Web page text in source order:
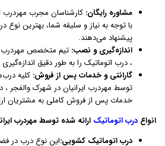
مشاوره رایگان: کارشناسان مجرب مهردرب
با توجه به نیاز و سلیقه شما، بهترین نوع
پیشنهاد می‌دهند.
اندازه‌گیری و نصب: تیم متخصص مهردرب
، درب اتوماتیک را به طور دقیق
گارانتی و خدمات پس از فروش: کلیه
توسط مهردرب ایرانیان در شهرک والفجر ،
خدمات پس از فروش کاملی به مشتریان
انواع درب اتوماتیک ارائه شده توسط مهردرب
درب اتوماتیک کشویی:این نوع درب در